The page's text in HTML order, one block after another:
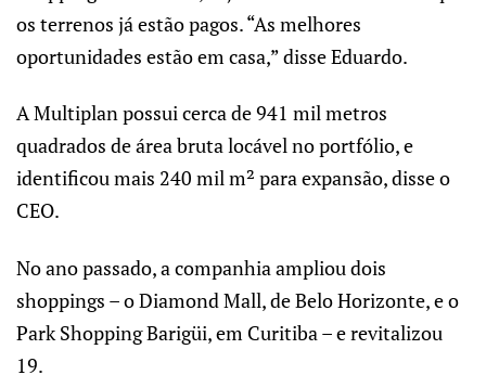
os terrenos já estão pagos. “As melhores
oportunidades estão em casa,” disse Eduardo.
A Multiplan possui cerca de 941 mil metros
quadrados de área bruta locável no portfólio, e
identificou mais 240 mil m² para expansão, disse o
CEO.
No ano passado, a companhia ampliou dois
shoppings – o Diamond Mall, de Belo Horizonte, e o
Park Shopping Barigüi, em Curitiba – e revitalizou
19.